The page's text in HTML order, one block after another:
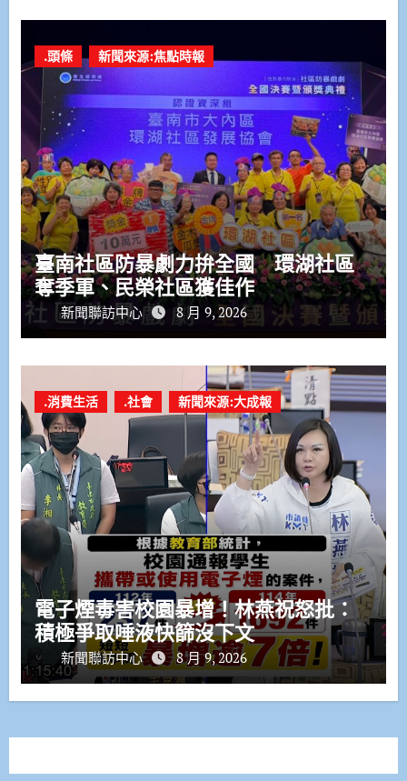
.頭條 新聞來源:焦點時報
臺南社區防暴劇力拚全國 環湖社區
奪季軍、民榮社區獲佳作
新聞聯訪中心 8 月 9, 2026
.消費生活 .社會 新聞來源:大成報
電子煙毒害校園暴增！林燕祝怒批：
積極爭取唾液快篩沒下文
新聞聯訪中心 8 月 9, 2026